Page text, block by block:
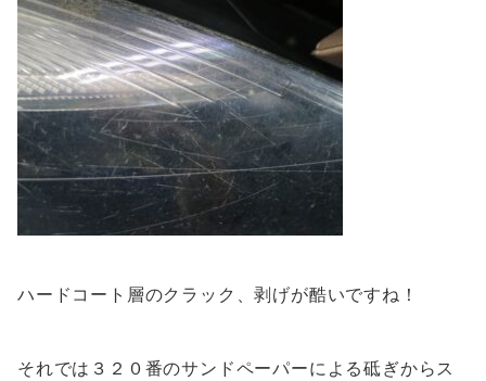
ハードコート層のクラック、剥げが酷いですね！
それでは３２０番のサンドペーパーによる砥ぎからス